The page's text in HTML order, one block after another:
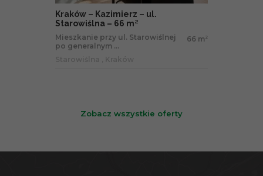
Kraków – Kazimierz – ul.
Starowiślna – 66 m²
Mieszkanie przy ul. Starowiślnej
po generalnym ...
66 m 2
Zobacz wszystkie oferty